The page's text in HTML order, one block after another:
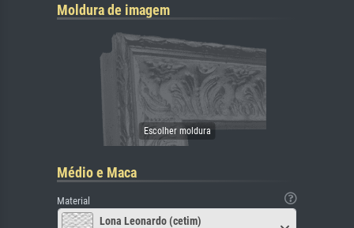
Moldura de imagem
Médio e Maca
Material
Lona Leonardo (cetim)